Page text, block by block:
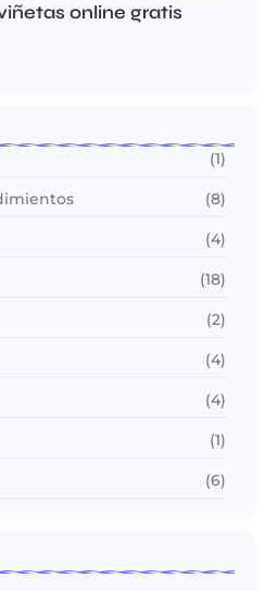
online gratis
(1)
(8)
(4)
(18)
(2)
(4)
(4)
(1)
(6)